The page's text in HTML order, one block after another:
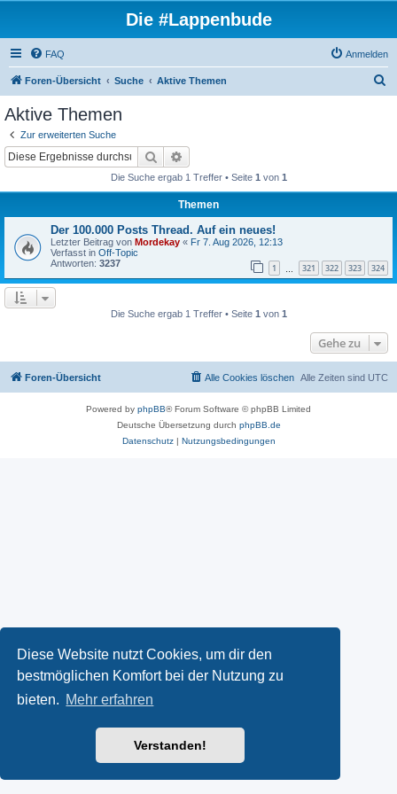
Diese Website nutzt Cookies, um dir den
bestmöglichen Komfort bei der Nutzung zu
bieten. Mehr erfahren
Verstanden!
Die #Lappenbude
FAQ Anmelden
Foren-Übersicht Suche Aktive Themen
Aktive Themen
Zur erweiterten Suche
Suche
Die Suche ergab 1 Treffer • Seite 1 von 1
Themen
Der 100.000 Posts Thread. Auf ein neues!
Letzter Beitrag von Mordekay « Fr 7. Aug 2026, 12:13
Verfasst in Off-Topic
Antworten: 3237 1 321 322 323 324
Die Suche ergab 1 Treffer • Seite 1 von 1
Gehe zu
Foren-Übersicht Alle Zeiten sind UTC
Alle Cookies löschen
Powered by phpBB® Forum Software © phpBB Limited
Deutsche Übersetzung durch phpBB.de
Datenschutz| Nutzungsbedingungen